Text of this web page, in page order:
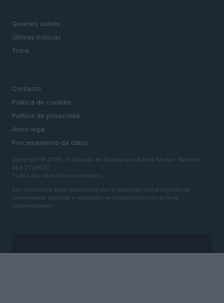
Quienes somos
Últimas noticias
Think
Contacto
Politica de cookies
Política de privacidad
Aviso legal
Procesamiento de datos
Copyright © 2026 · Publicado en España por AdHub Media - Numero
REA 2729933
Todos los derechos reservados
Los contenidos están elaborados por la redacción con el soporte de
herramientas digitales y realizados en colaboración con autores
independientes.